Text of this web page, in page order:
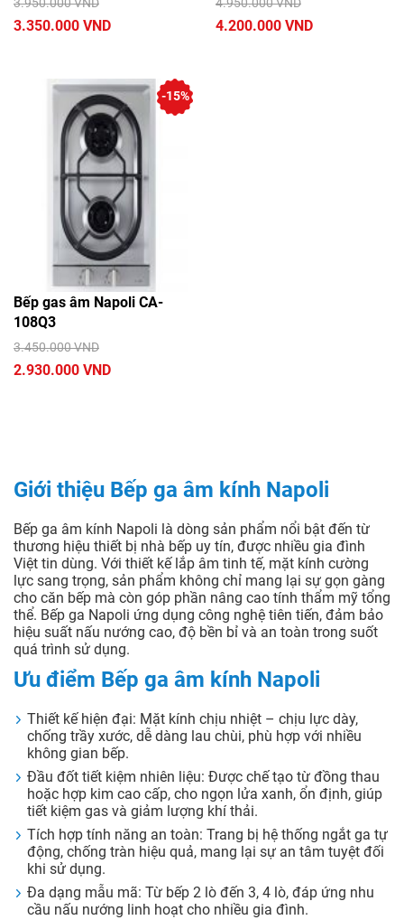
3.950.000 VND
3.350.000 VND
4.950.000 VND
4.200.000 VND
Bếp gas âm Napoli CA-
108Q3
3.450.000 VND
2.930.000 VND
-15%
Giới thiệu Bếp ga âm kính Napoli
Bếp ga âm kính Napoli là dòng sản phẩm nổi bật đến từ
thương hiệu thiết bị nhà bếp uy tín, được nhiều gia đình
Việt tin dùng. Với thiết kế lắp âm tinh tế, mặt kính cường
lực sang trọng, sản phẩm không chỉ mang lại sự gọn gàng
cho căn bếp mà còn góp phần nâng cao tính thẩm mỹ tổng
thể. Bếp ga Napoli ứng dụng công nghệ tiên tiến, đảm bảo
hiệu suất nấu nướng cao, độ bền bỉ và an toàn trong suốt
quá trình sử dụng.
Ưu điểm Bếp ga âm kính Napoli
Thiết kế hiện đại: Mặt kính chịu nhiệt – chịu lực dày,
chống trầy xước, dễ dàng lau chùi, phù hợp với nhiều
không gian bếp.
Đầu đốt tiết kiệm nhiên liệu: Được chế tạo từ đồng thau
hoặc hợp kim cao cấp, cho ngọn lửa xanh, ổn định, giúp
tiết kiệm gas và giảm lượng khí thải.
Tích hợp tính năng an toàn: Trang bị hệ thống ngắt ga tự
động, chống tràn hiệu quả, mang lại sự an tâm tuyệt đối
khi sử dụng.
Đa dạng mẫu mã: Từ bếp 2 lò đến 3, 4 lò, đáp ứng nhu
cầu nấu nướng linh hoạt cho nhiều gia đình.